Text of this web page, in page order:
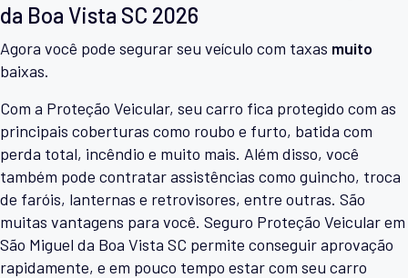
da Boa Vista SC 2026
Agora você pode segurar seu veículo com taxas muito
baixas.
Com a Proteção Veicular, seu carro fica protegido com as
principais coberturas como roubo e furto, batida com
perda total, incêndio e muito mais. Além disso, você
também pode contratar assistências como guincho, troca
de faróis, lanternas e retrovisores, entre outras. São
muitas vantagens para você. Seguro Proteção Veicular em
São Miguel da Boa Vista SC permite conseguir aprovação
rapidamente, e em pouco tempo estar com seu carro